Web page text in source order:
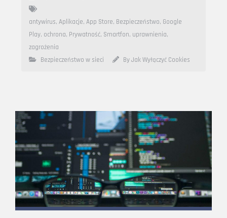
antywirus, Aplikacje, App Store, Bezpieczeństwo, Google
Play, ochrona, Prywatność, Smartfon, uprawnienia,
zagrożenia
Bezpieczeństwo w sieci
By Jak Wyłączyć Cookies